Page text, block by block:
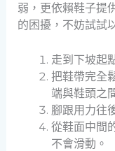
弱，更依賴鞋子提
的困擾，不妨試試
走到下坡起
把鞋帶完全
端與鞋頭之
腳跟用力往
從鞋面中間
不會滑動。